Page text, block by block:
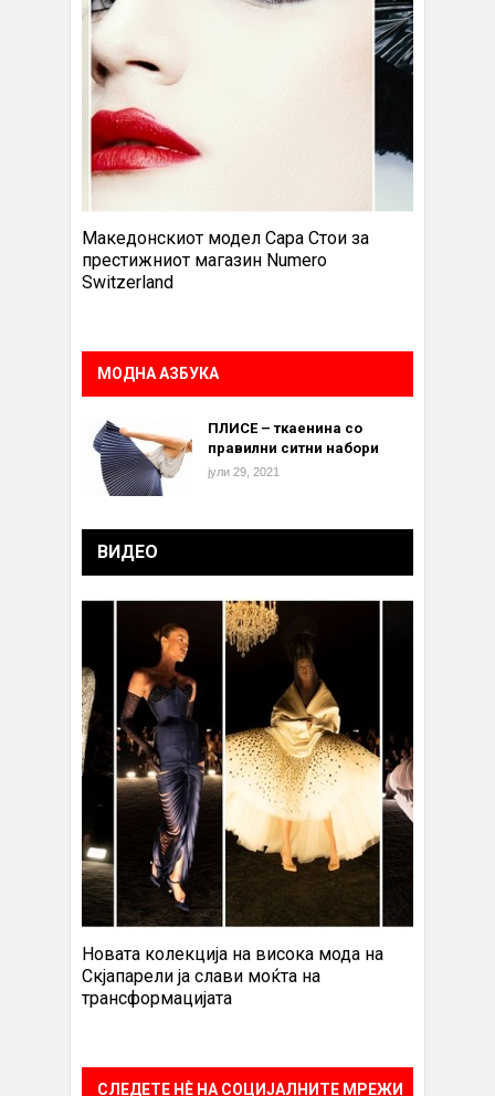
Македонскиот модел Сара Стои за
престижниот магазин Numero
Switzerland
МОДНА АЗБУКА
ПЛИСЕ – ткаенина со
правилни ситни набори
јули 29, 2021
ВИДЕО
Новата колекција на висока мода на
Скјапарели ја слави моќта на
трансформацијата
СЛЕДЕТЕ НÈ НА СОЦИЈАЛНИТЕ МРЕЖИ